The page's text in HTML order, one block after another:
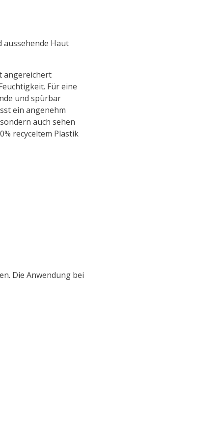
aussehende Haut
angereichert
Für eine
und spürbar
ein angenehm
auch sehen
recyceltem Plastik
Die Anwendung bei